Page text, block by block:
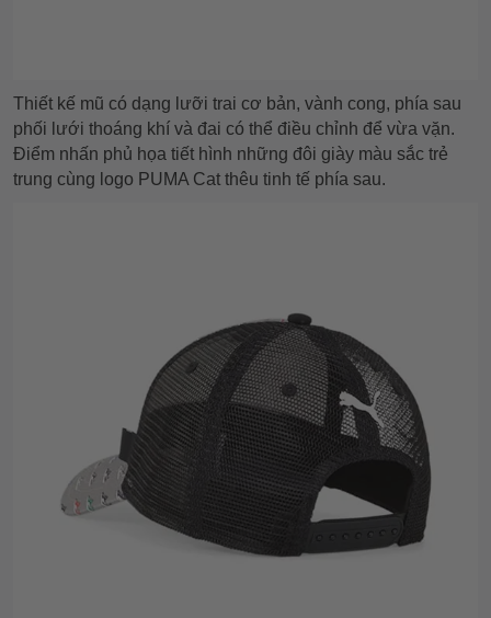
Thiết kế mũ có dạng lưỡi trai cơ bản, vành cong, phía sau
phối lưới thoáng khí và đai có thể điều chỉnh để vừa vặn.
Điểm nhấn phủ họa tiết hình những đôi giày màu sắc trẻ
trung cùng logo PUMA Cat thêu tinh tế phía sau.